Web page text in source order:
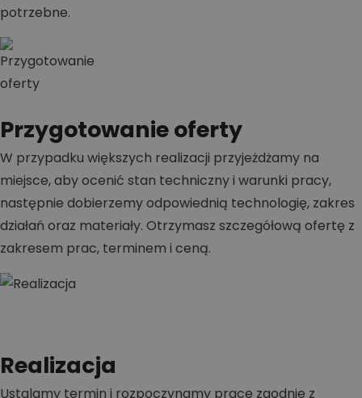
potrzebne.
Przygotowanie oferty
W przypadku większych realizacji przyjeżdżamy na
miejsce, aby ocenić stan techniczny i warunki pracy,
następnie dobierzemy odpowiednią technologię, zakres
działań oraz materiały. Otrzymasz szczegółową ofertę z
zakresem prac, terminem i ceną.
Realizacja
Ustalamy termin i rozpoczynamy prace zgodnie z